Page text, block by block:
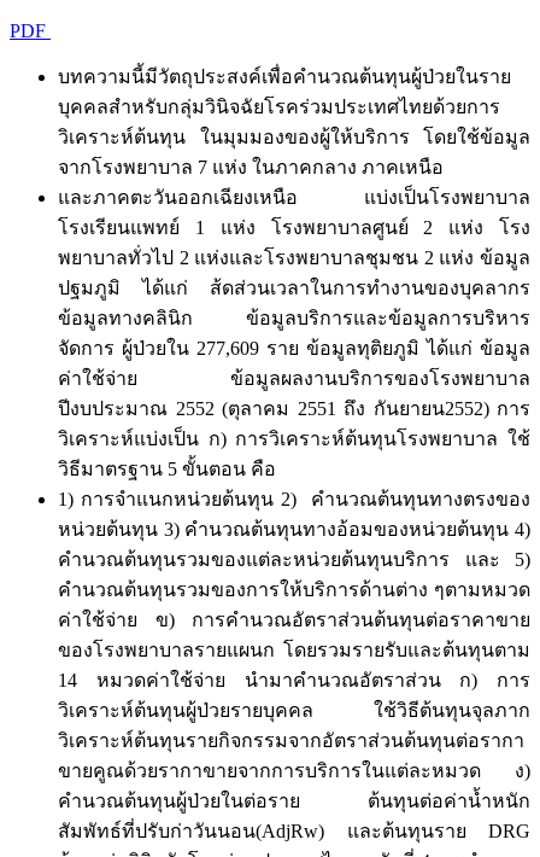
PDF
บทความนี้มีวัตถุประสงค์เพื่อคำนวณต้นทุนผู้ป่วยในราย
บุคคลสำหรับกลุ่มวินิจฉัยโรคร่วมประเทศไทยด้วยการ
วิเคราะห์ต้นทุน ในมุมมองของผู้ให้บริการ โดยใช้ข้อมูล
จากโรงพยาบาล 7 แห่ง ในภาคกลาง ภาคเหนือ
และภาคตะวันออกเฉียงเหนือ แบ่งเป็นโรงพยาบาล
โรงเรียนแพทย์ 1 แห่ง โรงพยาบาลศูนย์ 2 แห่ง โรง
พยาบาลทั่วไป 2 แห่งและโรงพยาบาลชุมชน 2 แห่ง ข้อมูล
ปฐมภูมิ ได้แก่ ส้ดส่วนเวลาในการทำงานของบุคลากร
ข้อมูลทางคลินิก ข้อมูลบริการและข้อมูลการบริหาร
จัดการ ผู้ป่วยใน 277,609 ราย ข้อมูลทุติยภูมิ ได้แก่ ข้อมูล
ค่าใช้จ่าย ข้อมูลผลงานบริการของโรงพยาบาล
ปีงบประมาณ 2552 (ตุลาคม 2551 ถึง กันยายน2552) การ
วิเคราะห์แบ่งเป็น ก) การวิเคราะห์ต้นทุนโรงพยาบาล ใช้
วิธีมาตรฐาน 5 ขั้นตอน คือ
1) การจำแนกหน่วยต้นทุน 2) คำนวณต้นทุนทางตรงของ
หน่วยต้นทุน 3) คำนวณต้นทุนทางอ้อมของหน่วยต้นทุน 4)
คำนวณต้นทุนรวมของแต่ละหน่วยต้นทุนบริการ และ 5)
คำนวณต้นทุนรวมของการให้บริการด้านต่าง ๆตามหมวด
ค่าใช้จ่าย ข) การคำนวณอัตราส่วนต้นทุนต่อราคาขาย
ของโรงพยาบาลรายแผนก โดยรวมรายรับและต้นทุนตาม
14 หมวดค่าใช้จ่าย นำมาคำนวณอัตราส่วน ก) การ
วิเคราะห์ต้นทุนผู้ป่วยรายบุคคล ใช้วิธีต้นทุนจุลภาก
วิเคราะห์ต้นทุนรายกิจกรรมจากอัตราส่วนต้นทุนต่อรากา
ขายคูณด้วยรากาขายจากการบริการในแต่ละหมวด ง)
คำนวณต้นทุนผู้ป่วยในต่อราย ต้นทุนต่อค่าน้ำหนัก
สัมพัทธ์ที่ปรับก่าวันนอน(AdjRw) และต้นทุนราย DRG